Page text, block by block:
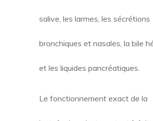
salive, les larmes, les sécrétions
bronchiques et nasales, la bile
et les liquides pancréatiques.
Le fonctionnement exact de la